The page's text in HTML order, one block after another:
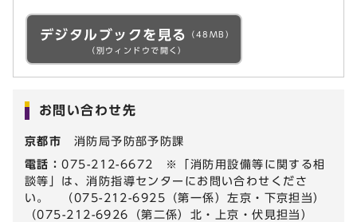
デジタルブックを見る
（48MB）
（別ウィンドウで開く）
お問い合わせ先
京都市 消防局予防部予防課
電話：075-212-6672 ※「消防用設備等に関する相
談等」は、消防指導センターにお問い合わせくださ
い。 （075-212-6925（第一係）左京・下京担当）
（075-212-6926（第二係）北・上京・伏見担当）